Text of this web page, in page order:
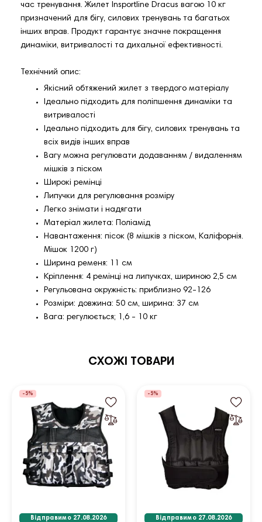
час тренування. Жилет Insportline Dracus вагою 10 кг
призначений для бігу, силових тренувань та багатьох
інших вправ. Продукт гарантує значне покращення
динаміки, витривалості та дихальної ефективності.
Технічний опис:
Якісний обтяжений жилет з твердого матеріалу
Ідеально підходить для поліпшення динаміки та
витривалості
Ідеально підходить для бігу, силових тренувань та
всіх видів інших вправ
Вагу можна регулювати додаванням / видаленням
мішків з піском
Широкі ремінці
Липучки для регулювання розміру
Легко знімати і надягати
Матеріал жилета: Поліамід
Навантаження: пісок (8 мішків з піском, Каліфорнія.
Мішок 1200 г)
Ширина ременя: 11 см
Кріплення: 4 ремінці на липучках, шириною 2,5 см
Регульована окружність: приблизно 92-126
Розміри: довжина: 50 см, ширина: 37 см
Вага: регулюється; 1,6 - 10 кг
СХОЖІ ТОВАРИ
-5%
Відправимо 27.08.2026
-5%
Відправимо 27.08.2026